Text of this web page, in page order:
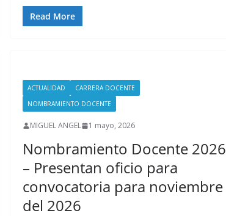
Read More
ACTUALIDAD
CARRERA DOCENTE
NOMBRAMIENTO DOCENTE
MIGUEL ANGEL 1 mayo, 2026
Nombramiento Docente 2026
– Presentan oficio para
convocatoria para noviembre
del 2026